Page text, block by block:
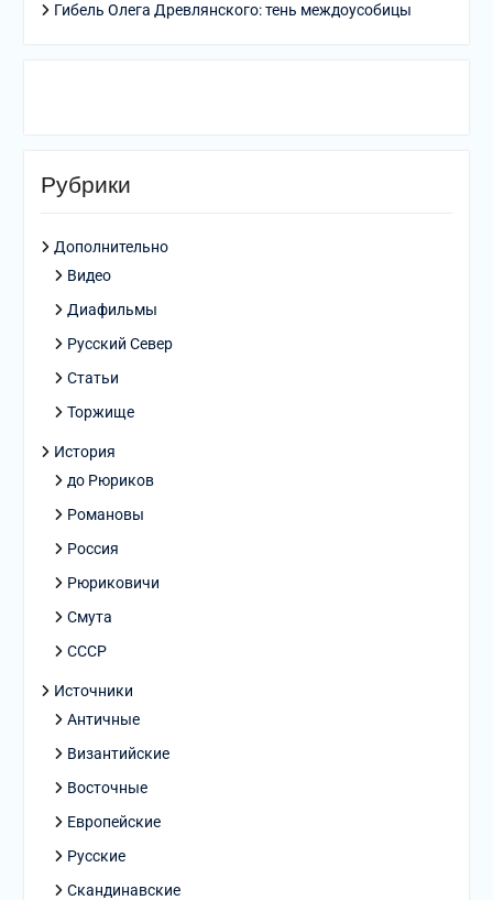
Гибель Олега Древлянского: тень междоусобицы
Рубрики
Дополнительно
Видео
Диафильмы
Русский Север
Статьи
Торжище
История
до Рюриков
Романовы
Россия
Рюриковичи
Смута
СССР
Источники
Античные
Византийские
Восточные
Европейские
Русские
Скандинавские